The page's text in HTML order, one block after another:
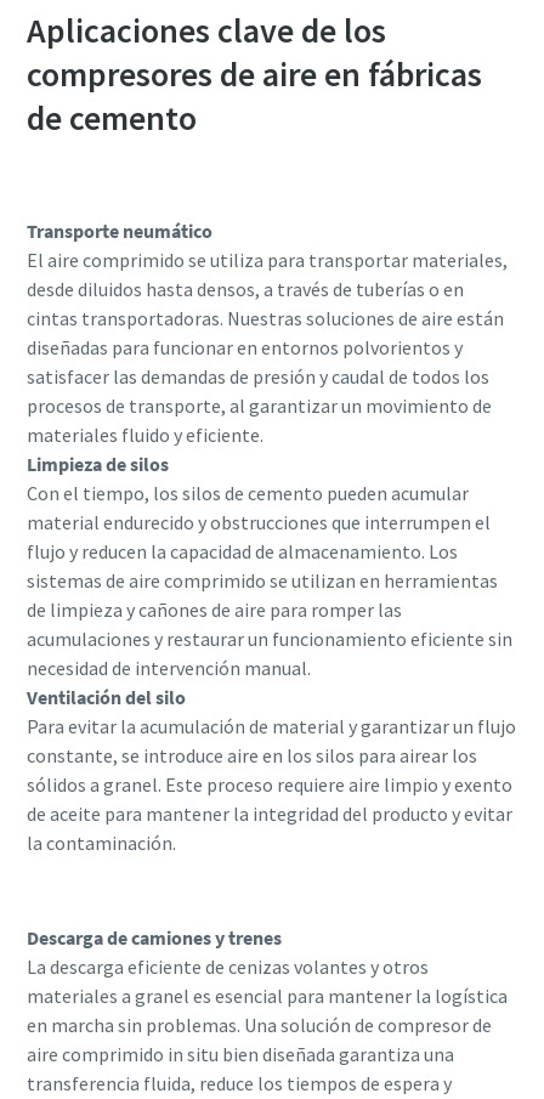
Aplicaciones clave de los
compresores de aire en fábricas
de cemento
Transporte neumático
El aire comprimido se utiliza para transportar materiales,
desde diluidos hasta densos, a través de tuberías o en
cintas transportadoras. Nuestras soluciones de aire están
diseñadas para funcionar en entornos polvorientos y
satisfacer las demandas de presión y caudal de todos los
procesos de transporte, al garantizar un movimiento de
materiales fluido y eficiente.
Limpieza de silos
Con el tiempo, los silos de cemento pueden acumular
material endurecido y obstrucciones que interrumpen el
flujo y reducen la capacidad de almacenamiento. Los
sistemas de aire comprimido se utilizan en herramientas
de limpieza y cañones de aire para romper las
acumulaciones y restaurar un funcionamiento eficiente sin
necesidad de intervención manual.
Ventilación del silo
Para evitar la acumulación de material y garantizar un flujo
constante, se introduce aire en los silos para airear los
sólidos a granel. Este proceso requiere aire limpio y exento
de aceite para mantener la integridad del producto y evitar
la contaminación.
Descarga de camiones y trenes
La descarga eficiente de cenizas volantes y otros
materiales a granel es esencial para mantener la logística
en marcha sin problemas. Una solución de compresor de
aire comprimido in situ bien diseñada garantiza una
transferencia fluida, reduce los tiempos de espera y